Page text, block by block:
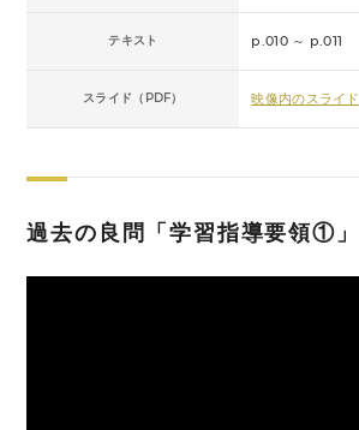
テキスト p.010 ～ p.011
スライド（PDF） 映像内のスライド
過去の良問「学習指導要領①」